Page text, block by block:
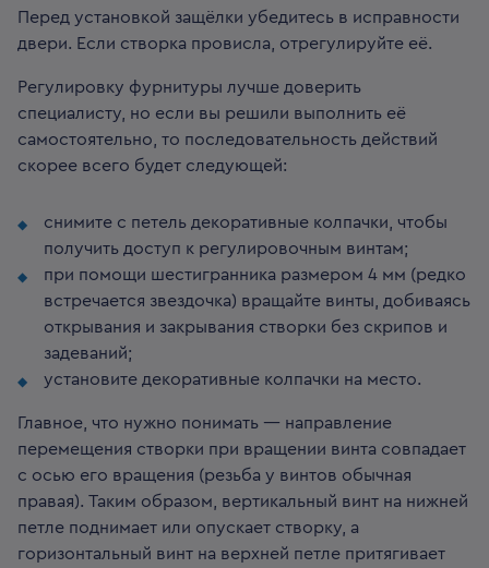
Перед установкой защёлки убедитесь в исправности
двери. Если створка провисла, отрегулируйте её.
Регулировку фурнитуры лучше доверить
специалисту, но если вы решили выполнить её
самостоятельно, то последовательность действий
скорее всего будет следующей:
снимите с петель декоративные колпачки, чтобы
получить доступ к регулировочным винтам;
при помощи шестигранника размером 4 мм (редко
встречается звездочка) вращайте винты, добиваясь
открывания и закрывания створки без скрипов и
задеваний;
установите декоративные колпачки на место.
Главное, что нужно понимать — направление
перемещения створки при вращении винта совпадает
с осью его вращения (резьба у винтов обычная
правая). Таким образом, вертикальный винт на нижней
петле поднимает или опускает створку, а
горизонтальный винт на верхней петле притягивает